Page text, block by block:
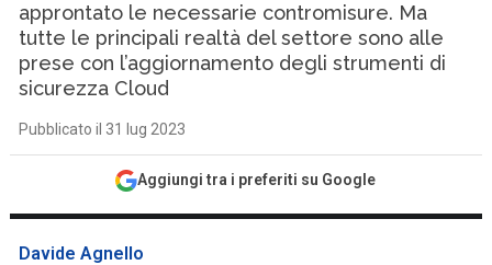
approntato le necessarie contromisure. Ma
tutte le principali realtà del settore sono alle
prese con l’aggiornamento degli strumenti di
sicurezza Cloud
Pubblicato il 31 lug 2023
Aggiungi tra i preferiti su Google
Davide Agnello